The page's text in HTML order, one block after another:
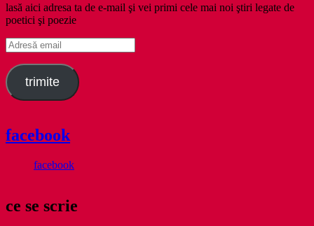
lasă aici adresa ta de e-mail şi vei primi cele mai noi ştiri legate de
poetici şi poezie
Adresă
email
trimite
facebook
facebook
ce se scrie